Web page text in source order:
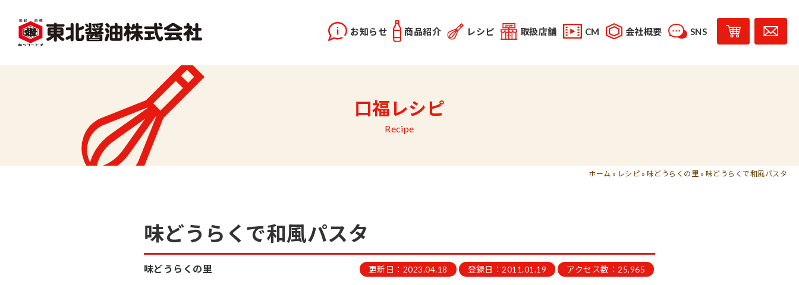
お知らせ 商品紹介
味どうらくの里 あま塩醤油
レシピ
レシピ動画 料理勉強会
取扱店舗 CM 会社概要
佐竹会長のお話
SNS
口福レシピ
Recipe
ホーム » レシピ » 味どうらくの里 » 味どうらくで和風パスタ
味どうらくで和風パスタ
味どうらくの里 更新日：2023.04.18 登録日：2011.01.19 アクセス数：25,965